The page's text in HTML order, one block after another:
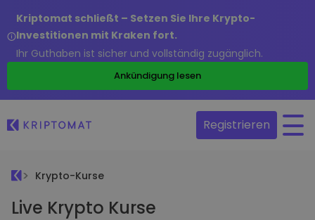
Kriptomat schließt – Setzen Sie Ihre Krypto-
Investitionen mit Kraken fort.
Ihr Guthaben ist sicher und vollständig zugänglich.
Ankündigung lesen
Registrieren
Krypto-Kurse
Live Krypto Kurse